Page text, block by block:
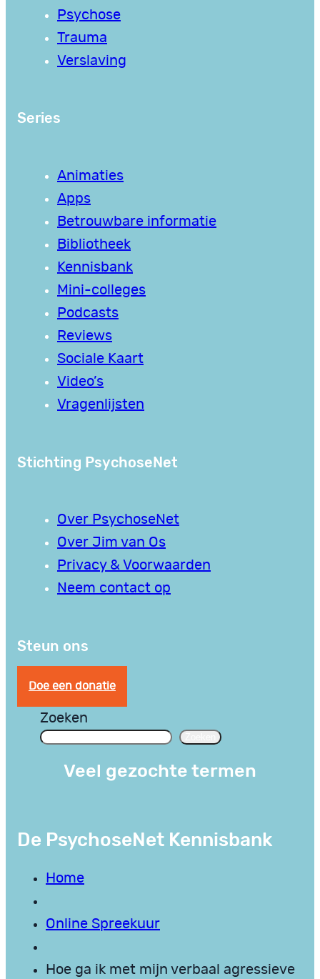
Psychose
Trauma
Verslaving
Series
Animaties
Apps
Betrouwbare informatie
Bibliotheek
Kennisbank
Mini-colleges
Podcasts
Reviews
Sociale Kaart
Video’s
Vragenlijsten
Stichting PsychoseNet
Over PsychoseNet
Over Jim van Os
Privacy & Voorwaarden
Neem contact op
Steun ons
Doe een donatie
Zoeken
Veel gezochte termen
De PsychoseNet Kennisbank
Home
Online Spreekuur
Hoe ga ik met mijn verbaal agressieve